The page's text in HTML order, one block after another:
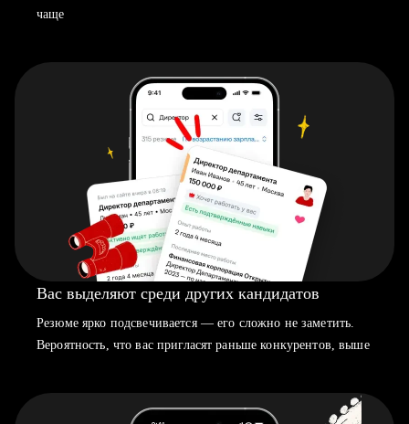
чаще
Вас выделяют среди других кандидатов
Резюме ярко подсвечивается — его сложно не заметить.
Вероятность, что вас пригласят раньше конкурентов, выше